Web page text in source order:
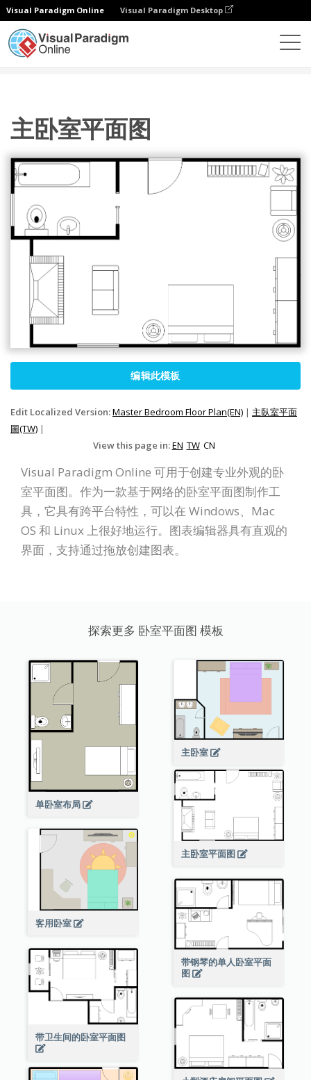
Visual Paradigm Online Visual Paradigm Desktop
主卧室平面图
编辑此模板
Edit Localized Version:Master Bedroom Floor Plan(EN) | 主臥室平面
圖(TW) |
View this page in:EN TW CN
Visual Paradigm Online 可用于创建专业外观的卧
室平面图。作为一款基于网络的卧室平面图制作工
具，它具有跨平台特性，可以在 Windows、Mac
OS 和 Linux 上很好地运行。图表编辑器具有直观的
界面，支持通过拖放创建图表。
探索更多 卧室平面图 模板
单卧室布局
主卧室
主卧室平面图
客用卧室
带钢琴的单人卧室平面
图
带卫生间的卧室平面图